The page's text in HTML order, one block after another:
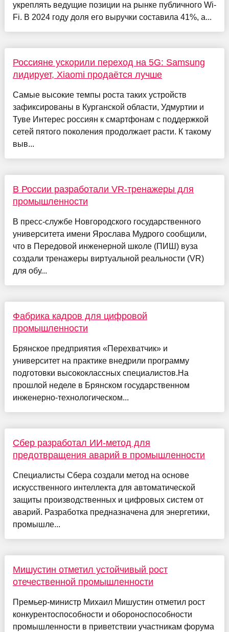
укреплять ведущие позиции на рынке публичного Wi-
Fi. В 2024 году доля его выручки составила 41%, а...
Россияне ускорили переход на 5G: Samsung
лидирует, Xiaomi продаётся лучше
Самые высокие темпы роста таких устройств
зафиксированы в Курганской области, Удмуртии и
Туве Интерес россиян к смартфонам с поддержкой
сетей пятого поколения продолжает расти. К такому
выв...
В России разработали VR-тренажеры для
промышленности
В пресс-службе Новгородского государственного
университета имени Ярослава Мудрого сообщили,
что в Передовой инженерной школе (ПИШ) вуза
создали тренажеры виртуальной реальности (VR)
для обу...
Фабрика кадров для цифровой
промышленности
Брянское предприятия «Перехватчик» и
университет на практике внедрили программу
подготовки высококлассных специалистов.На
прошлой неделе в Брянском государственном
инженерно-технологическом...
Сбер разработал ИИ-метод для
предотвращения аварий в промышленности
Специалисты Сбера создали метод на основе
искусственного интеллекта для автоматической
защиты производственных и цифровых систем от
аварий. Разработка предназначена для энергетики,
промышле...
Мишустин отметил устойчивый рост
отечественной промышленности
Премьер-министр Михаил Мишустин отметил рост
конкурентоспособности и обороноспособности
промышленности в приветствии участникам форума